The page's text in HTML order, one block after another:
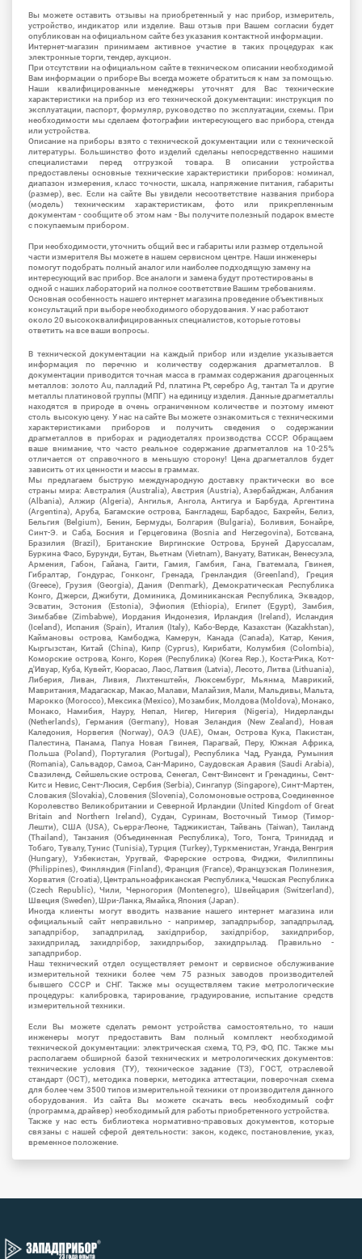
Вы можете оставить отзывы на приобретенный у нас прибор, измеритель,
устройство, индикатор или изделие. Ваш отзыв при Вашем согласии будет
опубликован на официальном сайте без указания контактной информации.
Интернет-магазин принимаем активное участие в таких процедурах как
электронные торги, тендер, аукцион.
При отсутствии на официальном сайте в техническом описании необходимой
Вам информации о приборе Вы всегда можете обратиться к нам за помощью.
Наши квалифицированные менеджеры уточнят для Вас технические
характеристики на прибор из его технической документации: инструкция по
эксплуатации, паспорт, формуляр, руководство по эксплуатации, схемы. При
необходимости мы сделаем фотографии интересующего вас прибора, стенда
или устройства.
Описание на приборы взято с технической документации или с технической
литературы. Большинство фото изделий сделаны непосредственно нашими
специалистами перед отгрузкой товара. В описании устройства
предоставлены основные технические характеристики приборов: номинал,
диапазон измерения, класс точности, шкала, напряжение питания, габариты
(размер), вес. Если на сайте Вы увидели несоответствие названия прибора
(модель) техническим характеристикам, фото или прикрепленным
документам - сообщите об этом нам - Вы получите полезный подарок вместе
с покупаемым прибором.
При необходимости, уточнить общий вес и габариты или размер отдельной
части измерителя Вы можете в нашем сервисном центре. Наши инженеры
помогут подобрать полный аналог или наиболее подходящую замену на
интересующий вас прибор. Все аналоги и замена будут протестированы в
одной с наших лабораторий на полное соответствие Вашим требованиям.
Основная особенность нашего интернет магазина проведение объективных
консультаций при выборе необходимого оборудования. У нас работают
около 20 высококвалифицированных специалистов, которые готовы
ответить на все ваши вопросы.
В технической документации на каждый прибор или изделие указывается
информация по перечню и количеству содержания драгметаллов. В
документации приводится точная масса в граммах содержания драгоценных
металлов: золото Au, палладий Pd, платина Pt, серебро Ag, тантал Ta и другие
металлы платиновой группы (МПГ) на единицу изделия. Данные драгметаллы
находятся в природе в очень ограниченном количестве и поэтому имеют
столь высокую цену. У нас на сайте Вы можете ознакомиться с техническими
характеристиками приборов и получить сведения о содержании
драгметаллов в приборах и радиодеталях производства СССР. Обращаем
ваше внимание, что часто реальное содержание драгметаллов на 10-25%
отличается от справочного в меньшую сторону! Цена драгметаллов будет
зависить от их ценности и массы в граммах.
Мы предлагаем быструю международную доставку практически во все
страны мира: Австралия (Australia), Австрия (Austria), Азербайджан, Албания
(Albania), Алжир (Algeria), Ангилья, Ангола, Антигуа и Барбуда, Аргентина
(Argentina), Аруба, Багамские острова, Бангладеш, Барбадос, Бахрейн, Белиз,
Бельгия (Belgium), Бенин, Бермуды, Болгария (Bulgaria), Боливия, Бонайре,
Синт-Э. и Саба, Босния и Герцеговина (Bosnia and Herzegovina), Ботсвана,
Бразилия (Brazil), Британские Виргинские Острова, Бруней Даруссалам,
Буркина Фасо, Бурунди, Бутан, Вьетнам (Vietnam), Вануату, Ватикан, Венесуэла,
Армения, Габон, Гайана, Гаити, Гамия, Гамбия, Гана, Гватемала, Гвинея,
Гибралтар, Гондурас, Гонконг, Гренада, Гренландия (Greenland), Греция
(Greece), Грузия (Georgia), Дания (Denmark), Демократическая Республика
Конго, Джерси, Джибути, Доминика, Доминиканская Республика, Эквадор,
Эсватин, Эстония (Estonia), Эфиопия (Ethiopia), Египет (Egypt), Замбия,
Зимбабве (Zimbabwe), Иордания Индонезия, Ирландия (Ireland), Исландия
(Iceland), Испания (Spain), Италия (Italy), Кабо-Верде, Казахстан (Kazakhstan),
Каймановы острова, Камбоджа, Камерун, Канада (Canada), Катар, Кения,
Кыргызстан, Китай (China), Кипр (Cyprus), Кирибати, Колумбия (Colombia),
Коморские острова, Конго, Корея (Республика) (Korea Rep.), Коста-Рика, Кот-
д'Ивуар, Куба, Кувейт, Кюрасао, Лаос, Латвия (Latvia), Лесото, Литва (Lithuania),
Либерия, Ливан, Ливия, Лихтенштейн, Люксембург, Мьянма, Маврикий,
Мавритания, Мадагаскар, Макао, Малави, Малайзия, Мали, Мальдивы, Мальта,
Марокко (Morocco), Мексика (Mexico), Мозамбик, Молдова (Moldova), Монако,
Монако, Намибия, Науру, Непал, Нигер, Нигерия (Nigeria), Нидерланды
(Netherlands), Германия (Germany), Новая Зеландия (New Zealand), Новая
Каледония, Норвегия (Norway), ОАЭ (UAE), Оман, Острова Кука, Пакистан,
Палестина, Панама, Папуа Новая Гвинея, Парагвай, Перу, Южная Африка,
Польша (Poland), Португалия (Portugal), Республика Чад, Руанда, Румыния
(Romania), Сальвадор, Самоа, Сан-Марино, Саудовская Аравия (Saudi Arabia),
Свазиленд, Сейшельские острова, Сенегал, Сент-Винсент и Гренадины, Сент-
Китс и Невис, Сент-Люсия, Сербия (Serbia), Сингапур (Singapore), Синт-Мартен,
Словакия (Slovakia), Словения (Slovenia), Соломоновые острова, Соединенное
Королевство Великобритании и Северной Ирландии (United Kingdom of Great
Britain and Northern Ireland), Судан, Суринам, Восточный Тимор (Тимор-
Лешти), США (USA), Сьерра-Леоне, Таджикистан, Тайвань (Taiwan), Таиланд
(Thailand), Танзания (Объединенная Республика), Того, Тонга, Тринидад и
Тобаго, Тувалу, Тунис (Tunisia), Турция (Turkey), Туркменистан, Уганда, Венгрия
(Hungary), Узбекистан, Уругвай, Фарерские острова, Фиджи, Филиппины
(Philippines), Финляндия (Finland), Франция (France), Французская Полинезия,
Хорватия (Croatia), Центральноафриканская Республика, Чешская Республика
(Czech Republic), Чили, Черногория (Montenegro), Швейцария (Switzerland),
Швеция (Sweden), Шри-Ланка, Ямайка, Япония (Japan).
Иногда клиенты могут вводить название нашего интернет магазина или
официальный сайт неправильно - например, западпрыбор, западпрылад,
западпрібор, западприлад, західприбор, західпрібор, захидприбор,
захидприлад, захидпрібор, захидпрыбор, захидпрылад. Правильно -
западприбор.
Наш технический отдел осуществляет ремонт и сервисное обслуживание
измерительной техники более чем 75 разных заводов производителей
бывшего СССР и СНГ. Также мы осуществляем такие метрологические
процедуры: калибровка, тарирование, градуирование, испытание средств
измерительной техники.
Если Вы можете сделать ремонт устройства самостоятельно, то наши
инженеры могут предоставить Вам полный комплект необходимой
технической документации: электрическая схема, ТО, РЭ, ФО, ПС. Также мы
располагаем обширной базой технических и метрологических документов:
технические условия (ТУ), техническое задание (ТЗ), ГОСТ, отраслевой
стандарт (ОСТ), методика поверки, методика аттестации, поверочная схема
для более чем 3500 типов измерительной техники от производителя данного
оборудования. Из сайта Вы можете скачать весь необходимый софт
(программа, драйвер) необходимый для работы приобретенного устройства.
Также у нас есть библиотека нормативно-правовых документов, которые
связаны с нашей сферой деятельности: закон, кодекс, постановление, указ,
временное положение.